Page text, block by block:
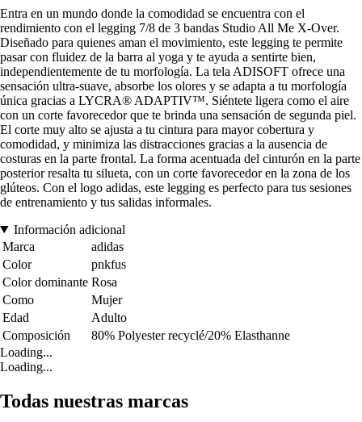
Entra en un mundo donde la comodidad se encuentra con el
rendimiento con el legging 7/8 de 3 bandas Studio All Me X-Over.
Diseñado para quienes aman el movimiento, este legging te permite
pasar con fluidez de la barra al yoga y te ayuda a sentirte bien,
independientemente de tu morfología. La tela ADISOFT ofrece una
sensación ultra-suave, absorbe los olores y se adapta a tu morfología
única gracias a LYCRA® ADAPTIV™. Siéntete ligera como el aire
con un corte favorecedor que te brinda una sensación de segunda piel.
El corte muy alto se ajusta a tu cintura para mayor cobertura y
comodidad, y minimiza las distracciones gracias a la ausencia de
costuras en la parte frontal. La forma acentuada del cinturón en la parte
posterior resalta tu silueta, con un corte favorecedor en la zona de los
glúteos. Con el logo adidas, este legging es perfecto para tus sesiones
de entrenamiento y tus salidas informales.
Información adicional
Marca
adidas
Color
pnkfus
Color dominante Rosa
Como
Mujer
Edad
Adulto
Composición
80% Polyester recyclé/20% Elasthanne
Loading...
Loading...
Todas nuestras marcas